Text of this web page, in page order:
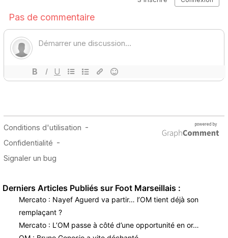
Derniers Articles Publiés sur Foot Marseillais :
Mercato : Nayef Aguerd va partir… l’OM tient déjà son
remplaçant ?
Mercato : L’OM passe à côté d’une opportunité en or…